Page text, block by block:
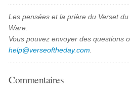
Les pensées et la prière du Verset
Ware.
Vous pouvez envoyer des questions
help@verseoftheday.com
Commentaires